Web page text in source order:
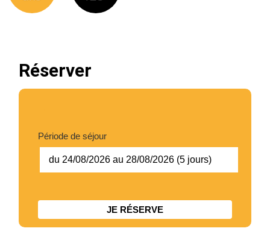
Chic Planet' Kids & Vous
Mon compte
Réserver
Période de séjour
du 24/08/2026 au 28/08/2026 (5 jours)
JE RÉSERVE